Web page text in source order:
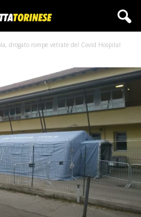
drogato rompe vetrate del Covid Hospital